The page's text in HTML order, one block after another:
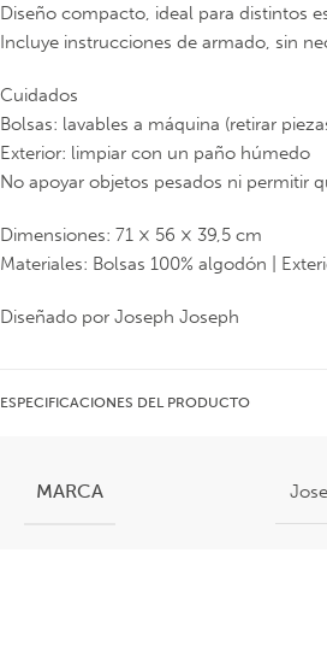
Diseño compacto, ideal para distintos
Incluye instrucciones de armado, sin
Cuidados
Bolsas: lavables a máquina (retirar
Exterior: limpiar con un paño húmedo
No apoyar objetos pesados ni permitir
Dimensiones: 71 × 56 × 39,5 cm
Materiales: Bolsas 100% algodón |
Diseñado por Joseph Joseph
ESPECIFICACIONES DEL PRODUCTO
MARCA